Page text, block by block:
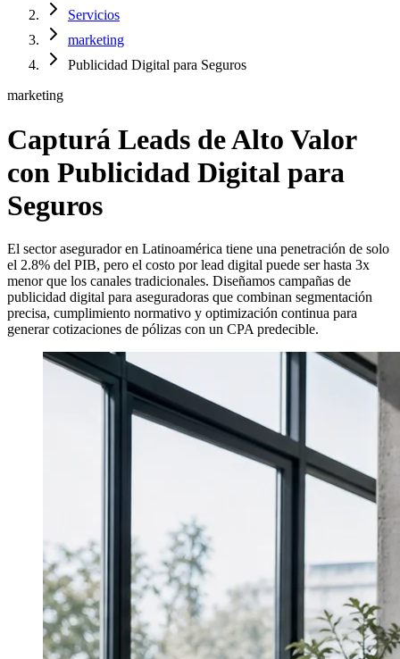
Servicios
marketing
Publicidad Digital para Seguros
marketing
Capturá Leads de Alto Valor
con Publicidad Digital para
Seguros
El sector asegurador en Latinoamérica tiene una penetración de solo
el 2.8% del PIB, pero el costo por lead digital puede ser hasta 3x
menor que los canales tradicionales. Diseñamos campañas de
publicidad digital para aseguradoras que combinan segmentación
precisa, cumplimiento normativo y optimización continua para
generar cotizaciones de pólizas con un CPA predecible.